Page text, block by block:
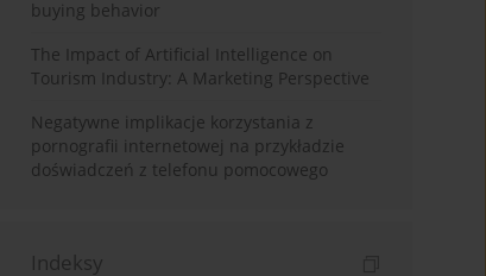
buying behavior
The Impact of Artificial Intelligence on
Tourism Industry: A Marketing Perspective
Negatywne implikacje korzystania z
pornografii internetowej na przykładzie
doświadczeń z telefonu pomocowego
Indeksy